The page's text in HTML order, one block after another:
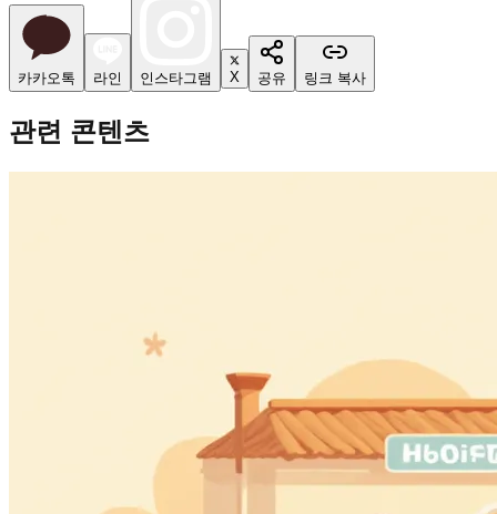
카카오톡 라인 인스타그램 X 공유 링크 복사
관련 콘텐츠